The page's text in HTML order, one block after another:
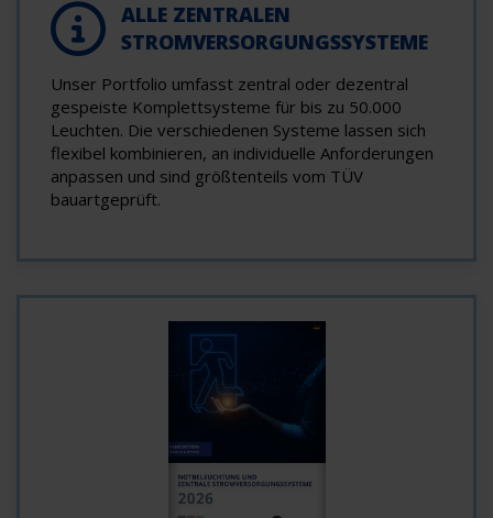
ALLE ZENTRALEN
STROMVERSORGUNGSSYSTEME
Unser Portfolio umfasst zentral oder dezentral
gespeiste Komplettsysteme für bis zu 50.000
Leuchten. Die verschiedenen Systeme lassen sich
flexibel kombinieren, an individuelle Anforderungen
anpassen und sind größtenteils vom TÜV
bauartgeprüft.